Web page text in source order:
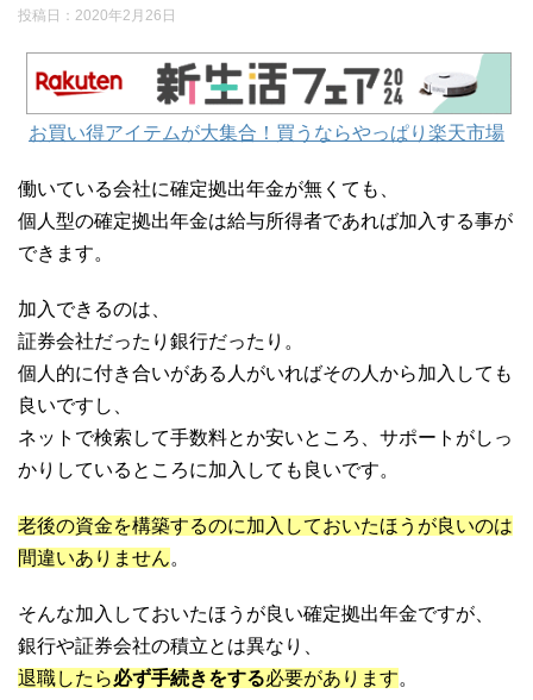
投稿日： 2020年2月26日
お買い得アイテムが大集合！買うならやっぱり楽天市場
働いている会社に確定拠出年金が無くても、
個人型の確定拠出年金は給与所得者であれば加入する事が
できます。
加入できるのは、
証券会社だったり銀行だったり。
個人的に付き合いがある人がいればその人から加入しても
良いですし、
ネットで検索して手数料とか安いところ、サポートがしっ
かりしているところに加入しても良いです。
老後の資金を構築するのに加入しておいたほうが良いのは
間違いありません。
そんな加入しておいたほうが良い確定拠出年金ですが、
銀行や証券会社の積立とは異なり、
退職したら必ず手続きをする必要があります。